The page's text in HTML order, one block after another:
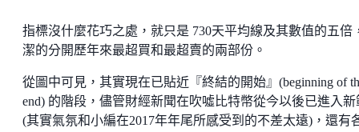
指標沒什麼花巧之處，就只是 730天平均線及其數值的五倍
潔的分開歷年來最超買和最超賣的兩部份。
從圖中可見，其實現在已貼近『終結的開始』(beginning of
end) 的階段，儘管財經新聞在吹噓比特幣從今以後已進入新
(其實氣氛和小編在2017年年尾所感受到的不差太遠)，還有